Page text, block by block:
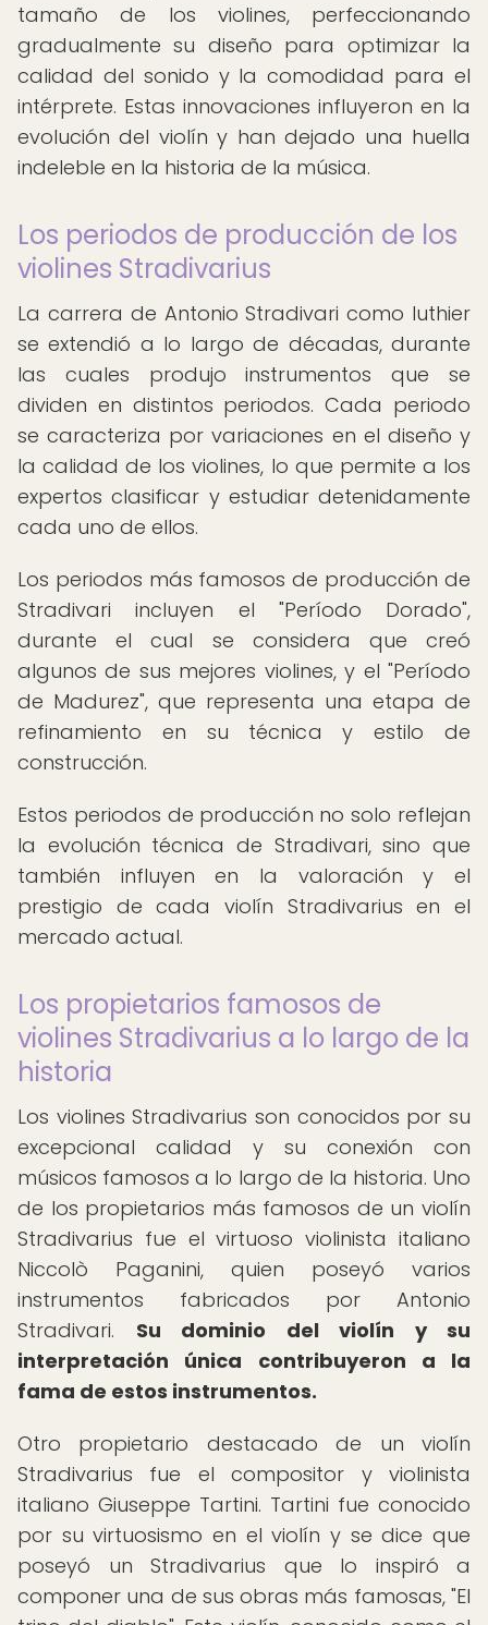
tamaño de los violines, perfeccionando
gradualmente su diseño para optimizar la
calidad del sonido y la comodidad para el
intérprete. Estas innovaciones influyeron en la
evolución del violín y han dejado una huella
indeleble en la historia de la música.
Los periodos de producción de los
violines Stradivarius
La carrera de Antonio Stradivari como luthier
se extendió a lo largo de décadas, durante
las cuales produjo instrumentos que se
dividen en distintos periodos. Cada periodo
se caracteriza por variaciones en el diseño y
la calidad de los violines, lo que permite a los
expertos clasificar y estudiar detenidamente
cada uno de ellos.
Los periodos más famosos de producción de
Stradivari incluyen el "Período Dorado",
durante el cual se considera que creó
algunos de sus mejores violines, y el "Período
de Madurez", que representa una etapa de
refinamiento en su técnica y estilo de
construcción.
Estos periodos de producción no solo reflejan
la evolución técnica de Stradivari, sino que
también influyen en la valoración y el
prestigio de cada violín Stradivarius en el
mercado actual.
Los propietarios famosos de
violines Stradivarius a lo largo de la
historia
Los violines Stradivarius son conocidos por su
excepcional calidad y su conexión con
músicos famosos a lo largo de la historia. Uno
de los propietarios más famosos de un violín
Stradivarius fue el virtuoso violinista italiano
Niccolò Paganini, quien poseyó varios
instrumentos fabricados por Antonio
Stradivari. Su dominio del violín y su
interpretación única contribuyeron a la
fama de estos instrumentos.
Otro propietario destacado de un violín
Stradivarius fue el compositor y violinista
italiano Giuseppe Tartini. Tartini fue conocido
por su virtuosismo en el violín y se dice que
poseyó un Stradivarius que lo inspiró a
componer una de sus obras más famosas, "El